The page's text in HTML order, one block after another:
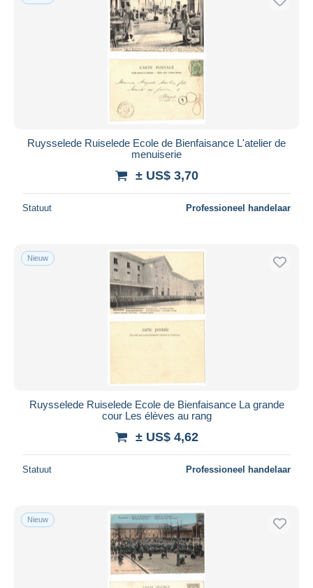
Ruysselede Ruiselede Ecole de Bienfaisance L'atelier de
menuiserie
± US$ 3,70
Statuut Professioneel handelaar
Nieuw
Ruysselede Ruiselede Ecole de Bienfaisance La grande
cour Les élèves au rang
± US$ 4,62
Statuut Professioneel handelaar
Nieuw